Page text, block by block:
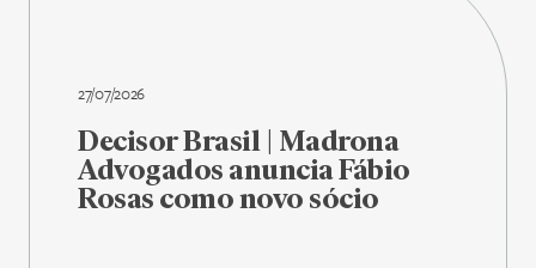
27/07/2026
Decisor Brasil | Madrona
Advogados anuncia Fábio
Rosas como novo sócio